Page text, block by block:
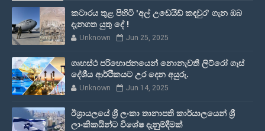
කටාරය තුළ පිහිටි 'අල් උඩෙයිඩ් කඳවුර' ගැන ඔබ
දැනගත යුතු දේ !
Unknown Jun 25, 2025
ගෘහස්ථ පරිභොජනයෙන් නොනැවතී ලිට්රෝ ගෑස්
දේශීය ආර්ථිකයට උර දෙන අයුරු.
Unknown Jun 14, 2025
ඊශ්‍රායලයේ ශ්‍රී ලංකා තානාපති කාර්යාලයෙන් ශ්‍රී
ලාංකිකයින්ට විශේෂ දැනුම්දීමක්